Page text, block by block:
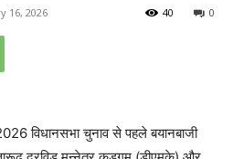
16, 2026 0
40
विधानसभा चुनाव से पहले बयानबाजी